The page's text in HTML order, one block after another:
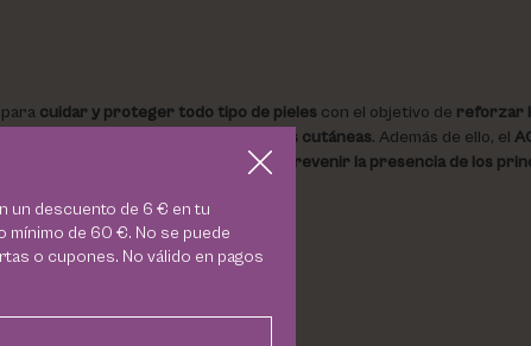
cuidar y proteger todo tipo de pielescon el objetivo de reforzar
el desarrollo de dolencias cutáneas. Además de ello, el
corregir y prevenir la presencia de los
un descuento de 6 € en tu
mínimo de 60 €. No se puede
o cupones. No válido en pagos